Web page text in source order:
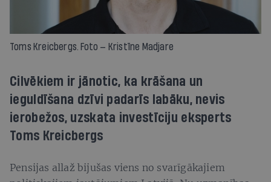
Toms Kreicbergs. Foto — Kristīne Madjare
Cilvēkiem ir jānotic, ka krāšana un
ieguldīšana dzīvi padarīs labāku, nevis
ierobežos, uzskata investīciju eksperts
Toms Kreicbergs
Pensijas allaž bijušas viens no svarīgākajiem